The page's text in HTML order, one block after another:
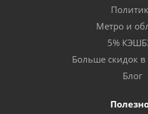
Метро и
5%
Больше скидок в
Блог